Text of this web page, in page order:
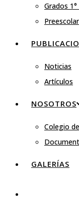
Grados 1°
Preescolar
Noticias
Artículos
NOSOTROS
Colegio
GALERÍAS